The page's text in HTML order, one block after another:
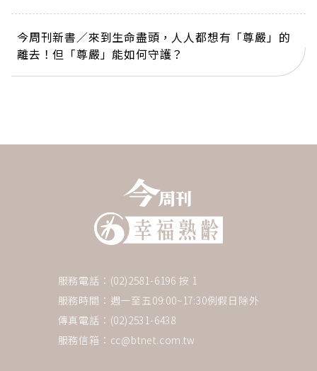
今周刊新書／來到生命盡頭，人人都想有「尊嚴」的
離去！但「尊嚴」能如何守護？
服務電話：(02)2581-6196 按 1
服務時間：週一至五09:00~17:30例假日除外
傳真電話：(02)2531-6438
服務信箱： cc@btnet.com.tw